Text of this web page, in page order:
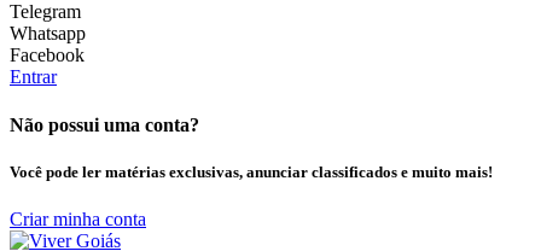
Telegram
Whatsapp
Facebook
Entrar
Não possui uma conta?
Você pode ler matérias exclusivas, anunciar classificados e muito mais!
Criar minha conta